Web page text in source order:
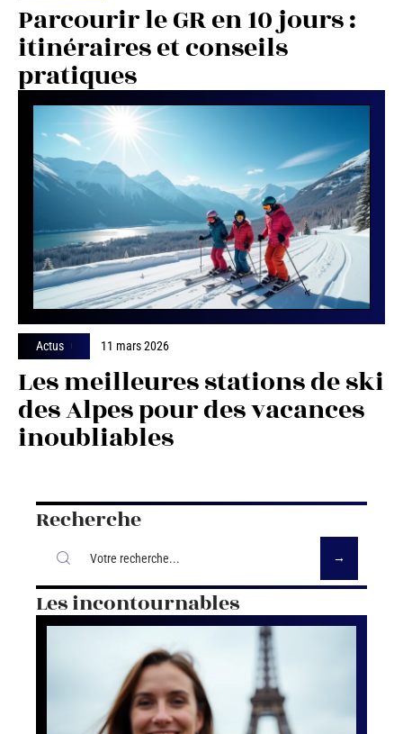
Parcourir le GR en 10 jours :
itinéraires et conseils
pratiques
Actus 11 mars 2026
Les meilleures stations de ski
des Alpes pour des vacances
inoubliables
Recherche
Les incontournables